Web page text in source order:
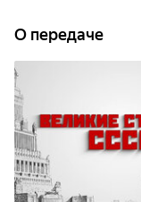
О передаче